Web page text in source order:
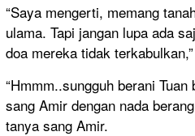
“Saya mengerti, memang
ulama. Tapi jangan lupa ada
doa mereka tidak
“Hmmm..sungguh berani
sang Amir dengan nada
tanya sang Amir.